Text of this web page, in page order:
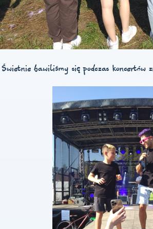
Świetnie bawiliśmy się podczas koncertów